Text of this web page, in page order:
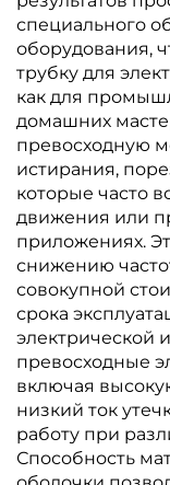
специального
оборудования,
трубку для
как для
домашних
превосходную
истирания,
которые часто
движения или
приложениях.
снижению
совокупной
срока
электрической
превосходные
включая
низкий ток
работу при
Способность